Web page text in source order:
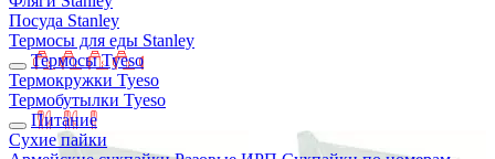
Посуда Stanley
Термосы для еды Stanley
Термосы Tyeso
Термокружки Tyeso
Термобутылки Tyeso
Питание
Сухие пайки